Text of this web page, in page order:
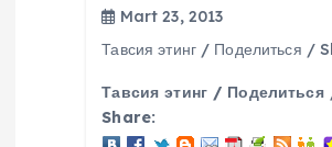
Mart 23, 2013
Тавсия этинг / Поделиться /
Тавсия этинг / Поделиться
Share: